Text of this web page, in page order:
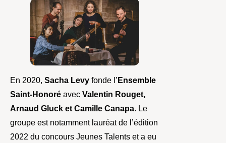
En 2020, Sacha Levy fonde l’ Ensemble
Saint-Honoré avec Valentin Rouget,
Arnaud Gluck et Camille Canapa. Le
groupe est notamment lauréat de l’édition
2022 du concours Jeunes Talents et a eu